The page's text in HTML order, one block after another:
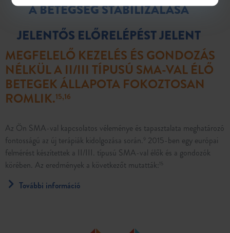
A BETEGSÉG STABILIZÁLÁSA
JELENTŐS ELŐRELÉPÉST JELENT
MEGFELELŐ KEZELÉS ÉS GONDOZÁS
NÉLKÜL A II/III TÍPUSÚ SMA-VAL ÉLŐ
BETEGEK ÁLLAPOTA FOKOZTOSAN
ROMLIK.15,16
Az Ön SMA-val kapcsolatos véleménye és tapasztalata meghatározó
fontosságú az új terápiák kidolgozása során. 2015-ben egy európai
felmérést készítettek a II/III. típusú SMA-val élők és a gondozók
körében. Az eredmények a következőt mutatták:15
További információ